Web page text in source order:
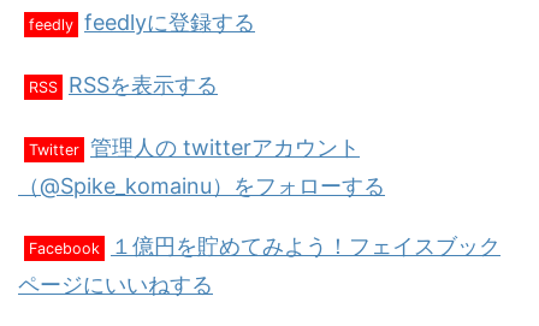
feedly feedlyに登録する
RSS RSSを表示する
Twitter 管理人の twitterアカウント
（@Spike_komainu）をフォローする
Facebook
１億円を貯めてみよう！フェイスブック
ページにいいねする